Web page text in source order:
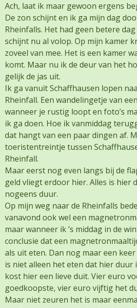
Ach, laat ik maar gewoon ergens
De zon schijnt en ik ga mijn dag
Rheinfalls. Het had geen betere
schijnt nu al volop. Op mijn kamer
zoveel van mee. Het is een kamer
komt. Maar nu ik de deur van het
gelijk de jas uit.
Ik ga vanuit Schaffhausen lopen
Rheinfall. Een wandelingetje van
wanneer je rustig loopt en foto’s
ik ga doen. Hoe ik vanmiddag
dat hangt van een paar dingen af.
toeristentreintje tussen
Rheinfall.
Maar eerst nog even langs bij de
geld vliegt erdoor hier. Alles is hier
nogeens duur.
Op mijn weg naar de Rheinfalls
vanavond ook wel een
maar wanneer ik ’s middag in de
conclusie dat een
als uit eten. Dan nog maar een
is niet alleen het eten dat hier duur
kost hier een lieve duit. Vier euro
goedkoopste, vier euro vijftig het
Maar niet zeuren het is maar